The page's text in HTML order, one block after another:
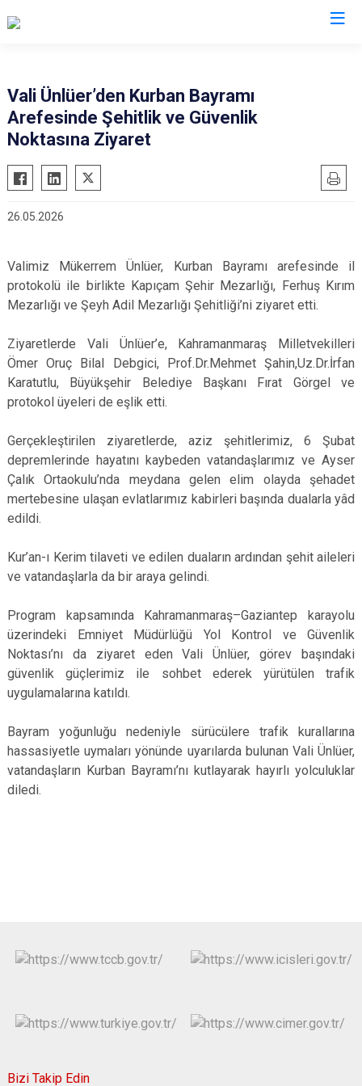
Vali Ünlüer’den Kurban Bayramı
Arefesinde Şehitlik ve Güvenlik
Noktasına Ziyaret
26.05.2026
Valimiz Mükerrem Ünlüer, Kurban Bayramı arefesinde il
protokolü ile birlikte Kapıçam Şehir Mezarlığı, Ferhuş Kırım
Mezarlığı ve Şeyh Adil Mezarlığı Şehitliği’ni ziyaret etti.
Ziyaretlerde Vali Ünlüer’e, Kahramanmaraş Milletvekilleri
Ömer Oruç Bilal Debgici, Prof.Dr.Mehmet Şahin,Uz.Dr.İrfan
Karatutlu, Büyükşehir Belediye Başkanı Fırat Görgel ve
protokol üyeleri de eşlik etti.
Gerçekleştirilen ziyaretlerde, aziz şehitlerimiz, 6 Şubat
depremlerinde hayatını kaybeden vatandaşlarımız ve Ayser
Çalık Ortaokulu’nda meydana gelen elim olayda şehadet
mertebesine ulaşan evlatlarımız kabirleri başında dualarla yâd
edildi.
Kur’an-ı Kerim tilaveti ve edilen duaların ardından şehit aileleri
ve vatandaşlarla da bir araya gelindi.
Program kapsamında Kahramanmaraş–Gaziantep karayolu
üzerindeki Emniyet Müdürlüğü Yol Kontrol ve Güvenlik
Noktası’nı da ziyaret eden Vali Ünlüer, görev başındaki
güvenlik güçlerimiz ile sohbet ederek yürütülen trafik
uygulamalarına katıldı.
Bayram yoğunluğu nedeniyle sürücülere trafik kurallarına
hassasiyetle uymaları yönünde uyarılarda bulunan Vali Ünlüer,
vatandaşların Kurban Bayramı’nı kutlayarak hayırlı yolculuklar
diledi.
Bizi Takip Edin